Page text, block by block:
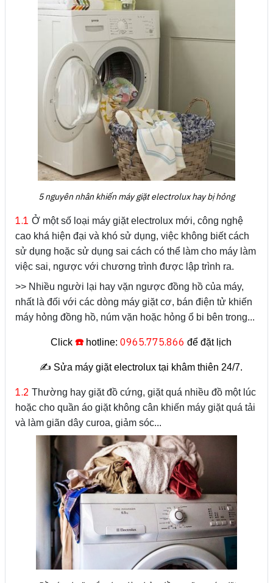
5 nguyên nhân khiến máy giặt electrolux hay bị hỏng
1.1 Ở một số loại máy giặt electrolux mới, công nghệ
cao khá hiện đại và khó sử dụng, việc không biết cách
sử dụng hoặc sử dụng sai cách có thể làm cho máy làm
việc sai, ngược với chương trình được lập trình ra.
>> Nhiều người lại hay vặn ngược đồng hồ của máy,
nhất là đối với các dòng máy giặt cơ, bán điện tử khiến
máy hỏng đồng hồ, núm vặn hoặc hỏng ổ bi bên trong...
Click ☎️ hotline: 0965.775.866 để đặt lịch
✍️ Sửa máy giặt electrolux tại khâm thiên 24/7.
1.2 Thường hay giặt đồ cứng, giặt quá nhiều đồ một lúc
hoặc cho quần áo giặt không cân khiến máy giặt quá tải
và làm giãn dây curoa, giảm sóc...